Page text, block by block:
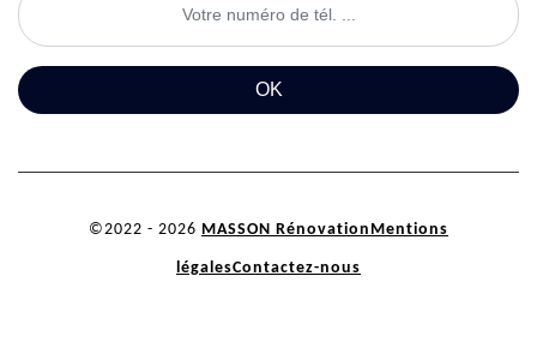
©2022 - 2026 MASSON Rénovation Mentions
légalesContactez-nous